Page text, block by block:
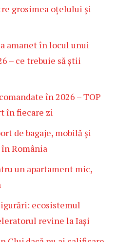
grosimea oțelului și
amanet în locul unui
– ce trebuie să știi
în 2026 – TOP
în fiecare zi
de bagaje, mobilă și
România
un apartament mic,
ecosistemul
revine la Iași